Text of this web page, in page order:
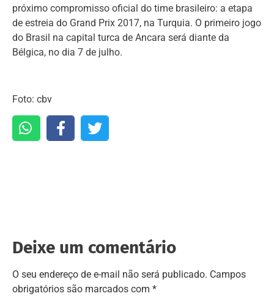
próximo compromisso oficial do time brasileiro: a etapa
de estreia do Grand Prix 2017, na Turquia. O primeiro jogo
do Brasil na capital turca de Ancara será diante da
Bélgica, no dia 7 de julho.
Foto: cbv
Deixe um comentário
O seu endereço de e-mail não será publicado. Campos
obrigatórios são marcados com *